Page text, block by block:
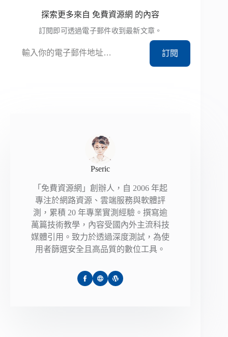
探索更多來自 免費資源網 的內容
訂閱即可透過電子郵件收到最新文章。
訂閱
Pseric
「免費資源網」創辦人，自 2006 年起
專注於網路資源、雲端服務與軟體評
測，累積 20 年專業實測經驗。撰寫逾
萬篇技術教學，內容受國內外主流科技
媒體引用。致力於透過深度測試，為使
用者篩選安全且高品質的數位工具。